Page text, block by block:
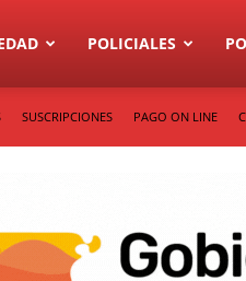
POLICIALES
SUSCRIPCIONES PAGO ON LINE